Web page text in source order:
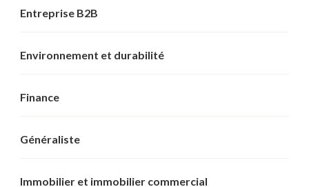
Entreprise B2B
Environnement et durabilité
Finance
Généraliste
Immobilier et immobilier commercial